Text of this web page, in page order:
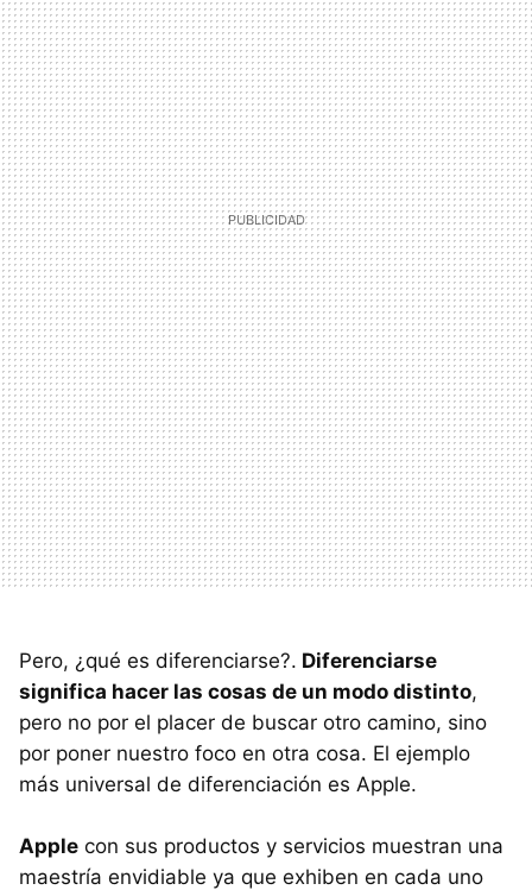
Pero, ¿qué es diferenciarse?. Diferenciarse
significa hacer las cosas de un modo distinto,
pero no por el placer de buscar otro camino, sino
por poner nuestro foco en otra cosa. El ejemplo
más universal de diferenciación es Apple.
Apple con sus productos y servicios muestran una
maestría envidiable ya que exhiben en cada uno